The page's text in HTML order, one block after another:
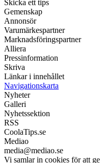
Skicka ett tips
Gemenskap
Annonsör
Varumärkespartner
Marknadsföringspartner
Alliera
Pressinformation
Skriva
Länkar i innehållet
Navigationskarta
Nyheter
Galleri
Nyhetssektion
RSS
CoolaTips.se
Mediao
media@mediao.se
Vi samlar in cookies för att